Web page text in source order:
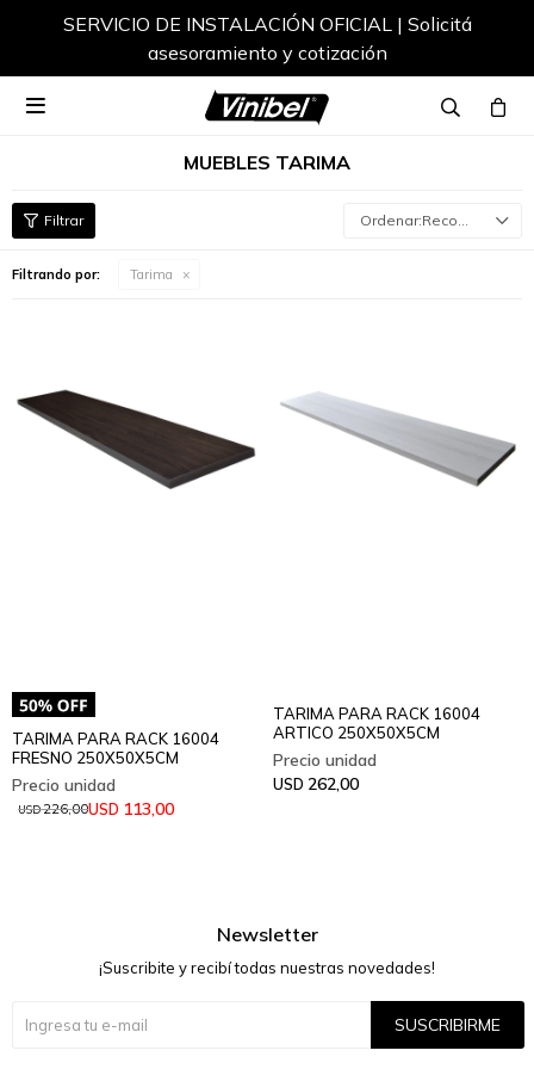
SERVICIO DE INSTALACIÓN OFICIAL | Solicitá
asesoramiento y cotización

MUEBLES TARIMA
Recomendados
Filtrando por: Tarima
TARIMA PARA RACK 16004
FRESNO 250X50X5CM
USD 113,00
USD226,00
TARIMA PARA RACK 16004
ARTICO 250X50X5CM
USD 262,00
Newsletter
¡Suscribite y recibí todas nuestras novedades!
SUSCRIBIRME